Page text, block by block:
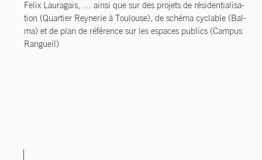
Felix Lau­ra­gais, … ain­si que sur des pro­jets de rési­den­tia­li­sa­
tion (Quar­tier Rey­ne­rie à Tou­louse), de sché­ma cyclable (Bal­
ma) et de plan de réfé­rence sur les espaces publics (Cam­pus
Rangueil)